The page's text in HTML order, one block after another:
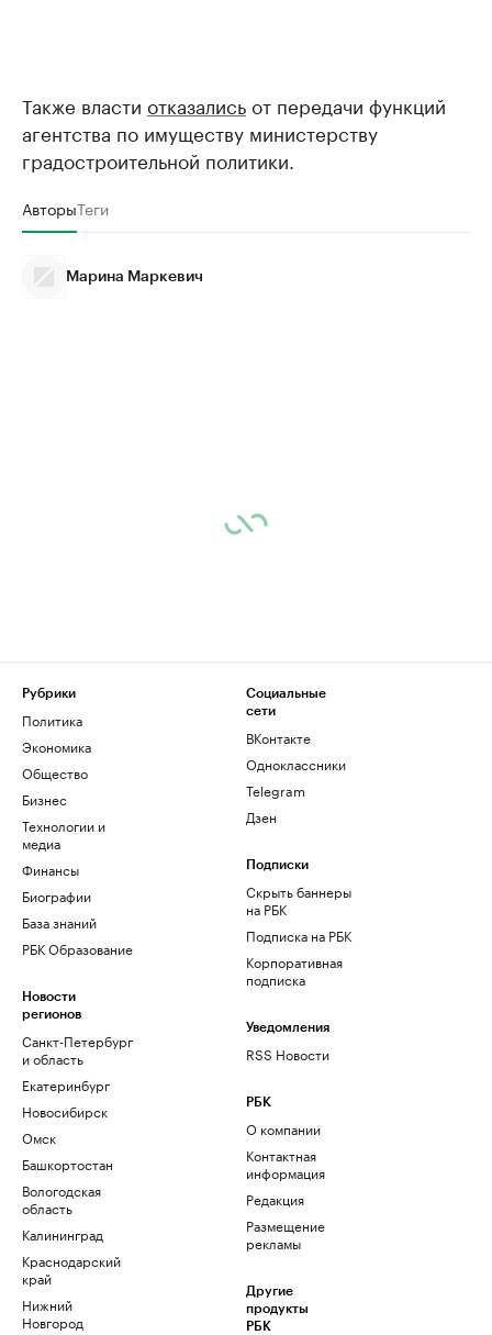
Также власти отказалисьот передачи функций
агентства по имуществу министерству
градостроительной политики.
АвторыТеги
Марина Маркевич
Рубрики
Политика
Экономика
Общество
Бизнес
Технологии и
медиа
Финансы
Биографии
База знаний
РБК Образование
Новости
регионов
Санкт-Петербург
и область
Екатеринбург
Новосибирск
Омск
Башкортостан
Вологодская
область
Калининград
Краснодарский
край
Нижний
Новгород
Социальные
сети
ВКонтакте
Одноклассники
Telegram
Дзен
Подписки
Скрыть баннеры
на РБК
Подписка на РБК
Корпоративная
подписка
Уведомления
RSS Новости
РБК
О компании
Контактная
информация
Редакция
Размещение
рекламы
Другие
продукты
РБК